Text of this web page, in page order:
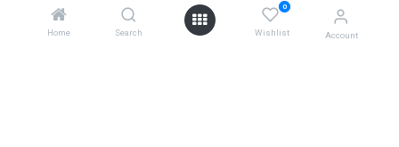
Home Search
0
Wishlist Account